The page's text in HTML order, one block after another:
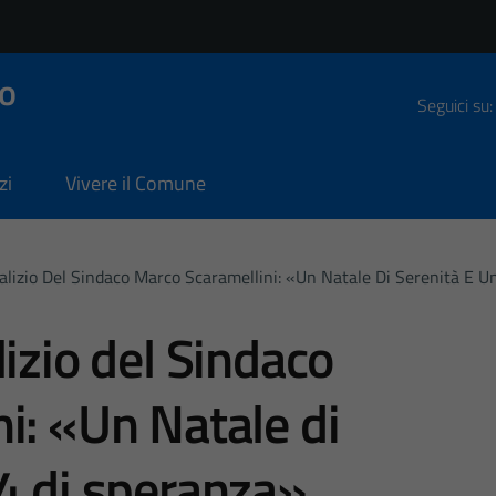
Seguici su:
Vivere il Comune
Del Sindaco Marco Scaramellini: «Un Natale Di Serenità E
del Sindaco
«Un Natale di